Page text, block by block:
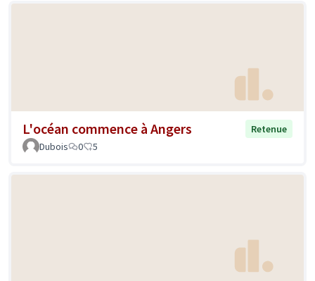
L'océan commence à Angers
Retenue
Dubois
0 5